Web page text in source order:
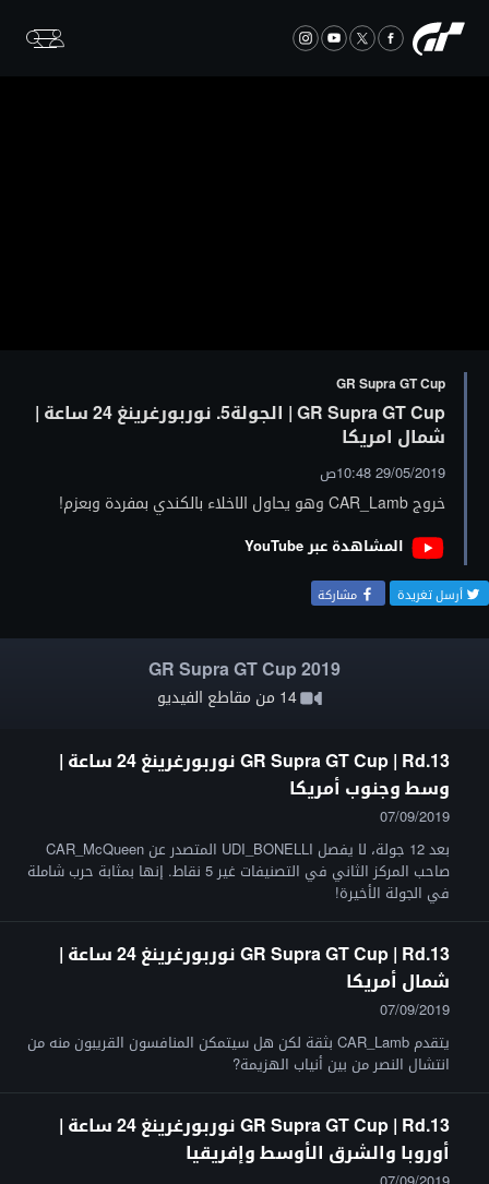
GR Supra GT Cup
GR Supra GT Cup | الجولة5. نوربورغرينغ 24 ساعة |
شمال امريكا
29/05/2019 10:48ص
خروج CAR_Lamb وهو يحاول الاخلاء بالكندي بمفردة وبعزم!
المشاهدة عبر YouTube
أرسل تغريدة مشاركة
GR Supra GT Cup 2019
14 من مقاطع الفيديو
GR Supra GT Cup | Rd.13 نوربورغرينغ 24 ساعة |
وسط وجنوب أمريكا
07/09/2019
بعد 12 جولة، لا يفصل UDI_BONELLI المتصدر عن CAR_McQueen
صاحب المركز الثاني في التصنيفات غير 5 نقاط. إنها بمثابة حرب شاملة
في الجولة الأخيرة!
GR Supra GT Cup | Rd.13 نوربورغرينغ 24 ساعة |
شمال أمريكا
07/09/2019
يتقدم CAR_Lamb بثقة لكن هل سيتمكن المنافسون القريبون منه من
انتشال النصر من بين أنياب الهزيمة?
GR Supra GT Cup | Rd.13 نوربورغرينغ 24 ساعة |
أوروبا والشرق الأوسط وإفريقيا
07/09/2019